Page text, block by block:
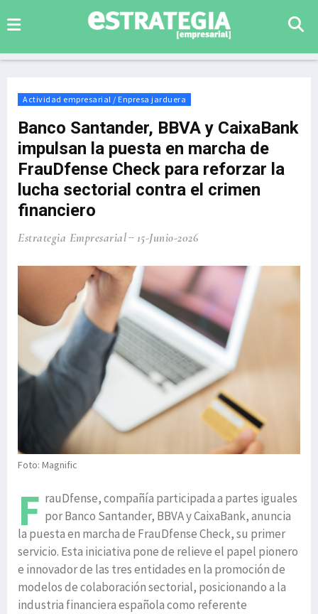
Actividad empresarial / Enpresa jarduera
Banco Santander, BBVA y CaixaBank
impulsan la puesta en marcha de
FrauDfense Check para reforzar la
lucha sectorial contra el crimen
financiero
Estrategia Empresarial 15-Junio-2026
Foto: Magnific
F rauDfense, compañía participada a partes iguales
por Banco Santander, BBVA y CaixaBank, anuncia
la puesta en marcha de FrauDfense Check, su primer
servicio. Esta iniciativa pone de relieve el papel pionero
e innovador de las tres entidades en la promoción de
modelos de colaboración sectorial, posicionando a la
industria financiera española como referente